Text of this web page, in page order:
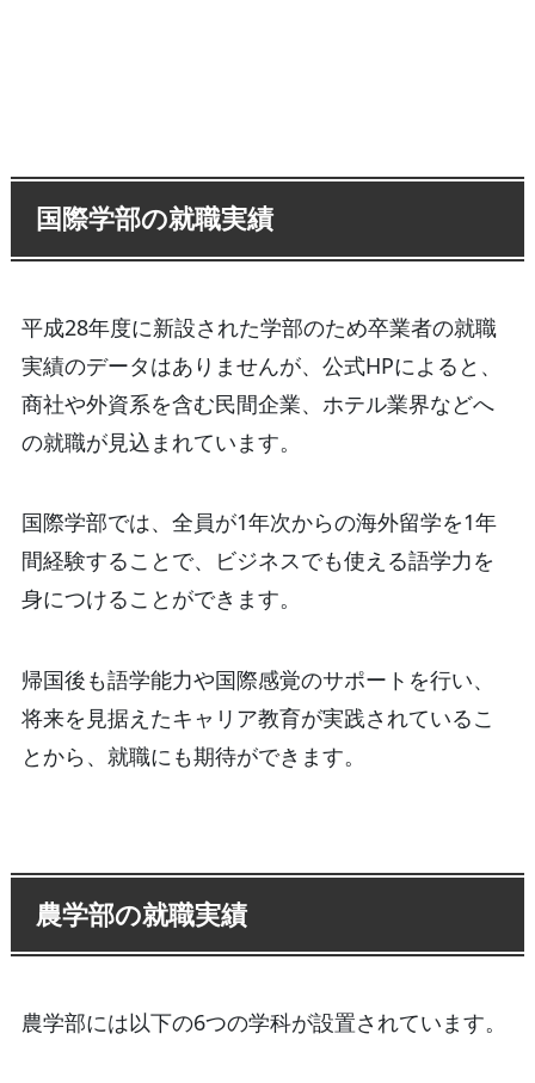
国際学部の就職実績
平成28年度に新設された学部のため卒業者の就職
実績のデータはありませんが、公式HPによると、
商社や外資系を含む民間企業、ホテル業界などへ
の就職が見込まれています。
国際学部では、全員が1年次からの海外留学を1年
間経験することで、ビジネスでも使える語学力を
身につけることができます。
帰国後も語学能力や国際感覚のサポートを行い、
将来を見据えたキャリア教育が実践されているこ
とから、就職にも期待ができます。
農学部の就職実績
農学部には以下の6つの学科が設置されています。